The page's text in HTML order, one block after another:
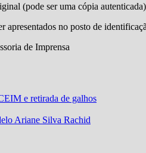
(pode ser uma cópia
apresentados no posto de
de Imprensa
e retirada de galhos
Ariane Silva Rachid